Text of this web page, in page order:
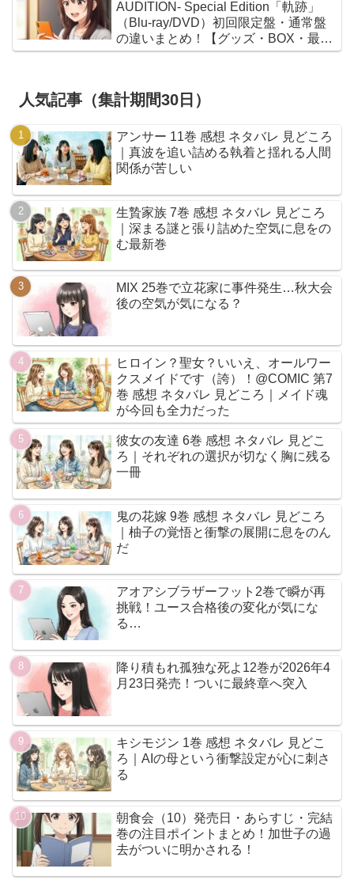
AUDITION- Special Edition「軌跡」
（Blu-ray/DVD）初回限定盤・通常盤
の違いまとめ！【グッズ・BOX・最安
値】
人気記事（集計期間30日）
アンサー 11巻 感想 ネタバレ 見どころ
｜真波を追い詰める執着と揺れる人間
関係が苦しい
生贄家族 7巻 感想 ネタバレ 見どころ
｜深まる謎と張り詰めた空気に息をの
む最新巻
MIX 25巻で立花家に事件発生…秋大会
後の空気が気になる？
ヒロイン？聖女？いいえ、オールワー
クスメイドです（誇）！@COMIC 第7
巻 感想 ネタバレ 見どころ｜メイド魂
が今回も全力だった
彼女の友達 6巻 感想 ネタバレ 見どこ
ろ｜それぞれの選択が切なく胸に残る
一冊
鬼の花嫁 9巻 感想 ネタバレ 見どころ
｜柚子の覚悟と衝撃の展開に息をのん
だ
アオアシブラザーフット2巻で瞬が再
挑戦！ユース合格後の変化が気にな
る…
降り積もれ孤独な死よ12巻が2026年4
月23日発売！ついに最終章へ突入
キシモジン 1巻 感想 ネタバレ 見どこ
ろ｜AIの母という衝撃設定が心に刺さ
る
朝食会（10）発売日・あらすじ・完結
巻の注目ポイントまとめ！加世子の過
去がついに明かされる！